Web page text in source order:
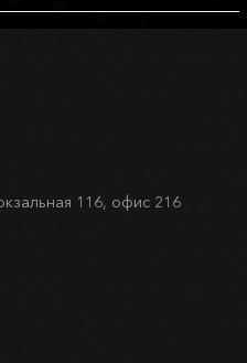
116, офис 216